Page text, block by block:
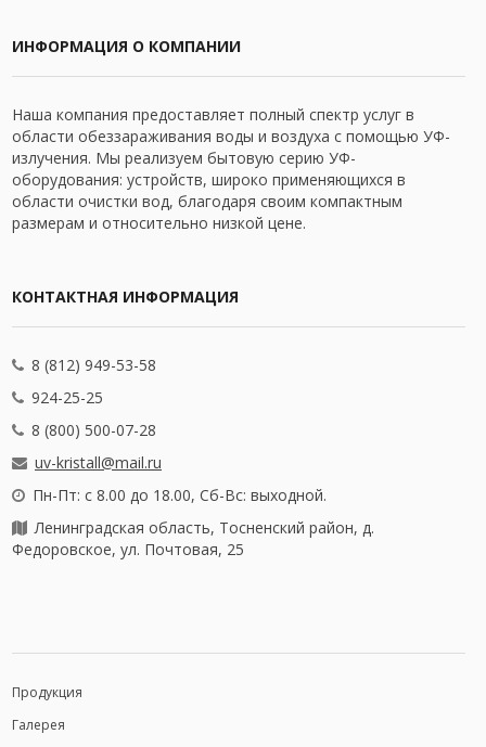
ИНФОРМАЦИЯ О КОМПАНИИ
Наша компания предоставляет полный спектр услуг в
области обеззараживания воды и воздуха с помощью УФ-
излучения. Мы реализуем бытовую серию УФ-
оборудования: устройств, широко применяющихся в
области очистки вод, благодаря своим компактным
размерам и относительно низкой цене.
КОНТАКТНАЯ ИНФОРМАЦИЯ
8 (812) 949-53-58
924-25-25
8 (800) 500-07-28
uv-kristall@mail.ru
Пн-Пт: с 8.00 до 18.00, Сб-Вс: выходной.
Ленинградская область, Тосненский район, д.
Федоровское, ул. Почтовая, 25
Продукция
Галерея